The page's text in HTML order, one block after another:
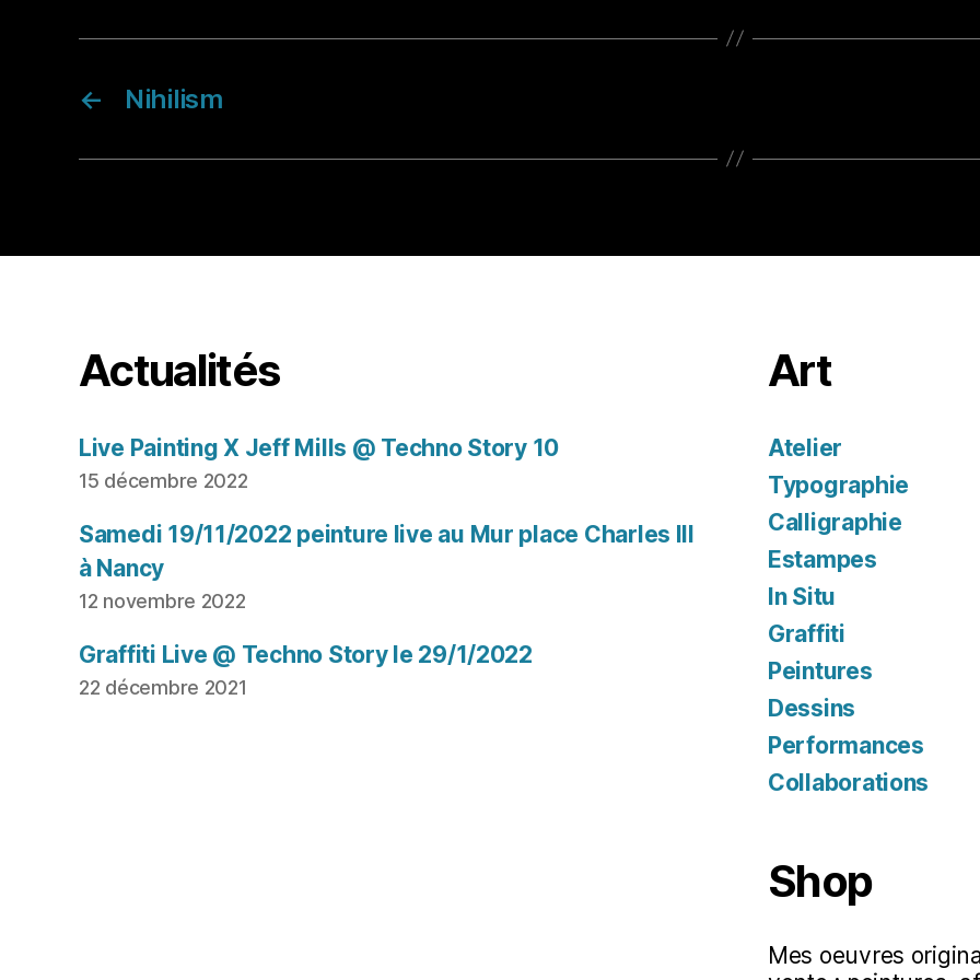
← Nihilism
Actualités
Live Painting X Jeff Mills @ Techno Story 10
15 décembre 2022
Samedi 19/11/2022 peinture live au Mur place Charles III
à Nancy
12 novembre 2022
Graffiti Live @ Techno Story le 29/1/2022
22 décembre 2021
Art
Atelier
Typographie
Calligraphie
Estampes
In Situ
Graffiti
Peintures
Dessins
Performances
Collaborations
Shop
Mes oeuvres